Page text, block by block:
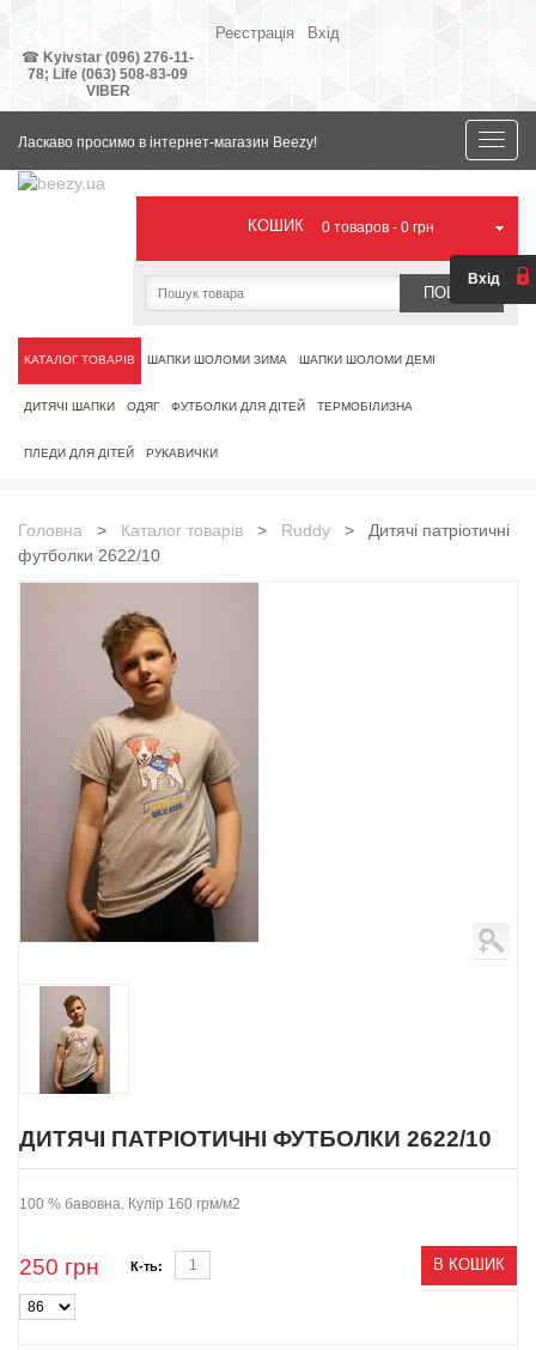
Реєстрація Вхід
☎ Kyivstar (096) 276-11-
78; Life (063) 508-83-09
VIBER
Ласкаво просимо в інтернет-магазин Beezy!
Toggle
КОШИК 0 товаров - 0 грн
ПОШУК
КАТАЛОГ ТОВАРІВ ШАПКИ ШОЛОМИ ЗИМА ШАПКИ ШОЛОМИ ДЕМІ
ДИТЯЧІ ШАПКИ ОДЯГ ФУТБОЛКИ ДЛЯ ДІТЕЙ ТЕРМОБІЛИЗНА
ПЛЕДИ ДЛЯ ДІТЕЙ РУКАВИЧКИ
Головна > Каталог товарів > Ruddy > Дитячі патріотичні
футболки 2622/10
ДИТЯЧІ ПАТРІОТИЧНІ ФУТБОЛКИ 2622/10
100 % бавовна. Кулір 160 грм/м2
250 грн К-ть: В КОШИК
Вхід